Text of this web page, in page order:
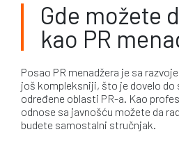
Gde možete
kao PR
Posao PR menadžera je sa
još kompleksniji, što je dovelo do
određene oblasti PR-a. Kao
odnose sa javnošću možete da
budete samostalni stručnjak.